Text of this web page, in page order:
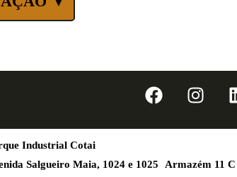
Industrial Cotai
Salgueiro Maia, 1024 e 1025 Armazém 11 C